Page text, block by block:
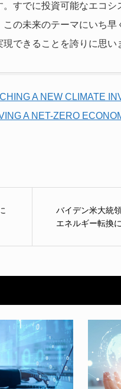
すでに投資可能なエコシ
の未来のテーマにいち
できることを誇りに思い
A NEW CLIMATE
A NET-ZERO
バイデン米大統
エネルギー転換